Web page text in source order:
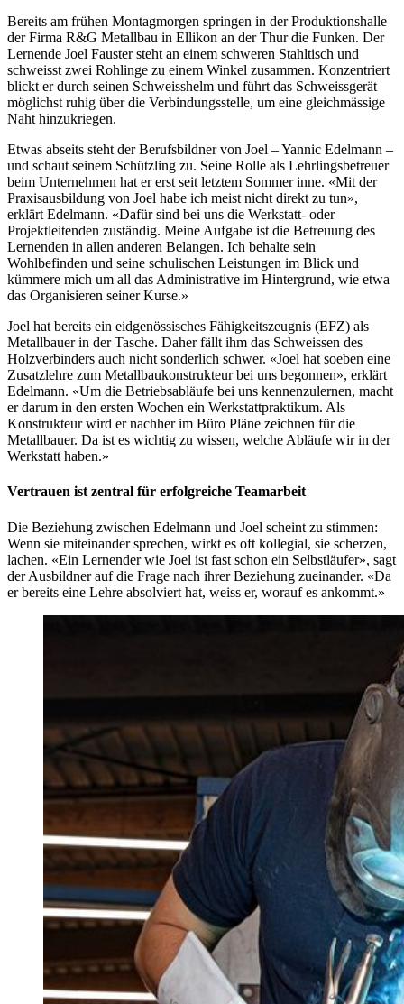
Bereits am frühen Montagmorgen springen in der Produktionshalle
der Firma R&G Metallbau in Ellikon an der Thur die Funken. Der
Lernende Joel Fauster steht an einem schweren Stahltisch und
schweisst zwei Rohlinge zu einem Winkel zusammen. Konzentriert
blickt er durch seinen Schweisshelm und führt das Schweissgerät
möglichst ruhig über die Verbindungsstelle, um eine gleichmässige
Naht hinzukriegen.
Etwas abseits steht der Berufsbildner von Joel – Yannic Edelmann –
und schaut seinem Schützling zu. Seine Rolle als Lehrlingsbetreuer
beim Unternehmen hat er erst seit letztem Sommer inne. «Mit der
Praxisausbildung von Joel habe ich meist nicht direkt zu tun»,
erklärt Edelmann. «Dafür sind bei uns die Werkstatt- oder
Projektleitenden zuständig. Meine Aufgabe ist die Betreuung des
Lernenden in allen anderen Belangen. Ich behalte sein
Wohlbefinden und seine schulischen Leistungen im Blick und
kümmere mich um all das Administrative im Hintergrund, wie etwa
das Organisieren seiner Kurse.»
Joel hat bereits ein eidgenössisches Fähigkeitszeugnis (EFZ) als
Metallbauer in der Tasche. Daher fällt ihm das Schweissen des
Holzverbinders auch nicht sonderlich schwer. «Joel hat soeben eine
Zusatzlehre zum Metallbaukonstrukteur bei uns begonnen», erklärt
Edelmann. «Um die Betriebsabläufe bei uns kennenzulernen, macht
er darum in den ersten Wochen ein Werkstattpraktikum. Als
Konstrukteur wird er nachher im Büro Pläne zeichnen für die
Metallbauer. Da ist es wichtig zu wissen, welche Abläufe wir in der
Werkstatt haben.»
Vertrauen ist zentral für erfolgreiche Teamarbeit
Die Beziehung zwischen Edelmann und Joel scheint zu stimmen:
Wenn sie miteinander sprechen, wirkt es oft kollegial, sie scherzen,
lachen. «Ein Lernender wie Joel ist fast schon ein Selbstläufer», sagt
der Ausbildner auf die Frage nach ihrer Beziehung zueinander. «Da
er bereits eine Lehre absolviert hat, weiss er, worauf es ankommt.»